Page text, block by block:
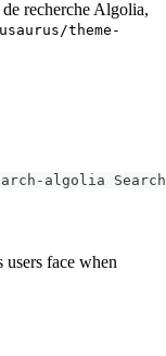
recherche Algolia,
theme-
algolia
users face when